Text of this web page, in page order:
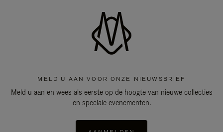
MELD U AAN VOOR ONZE NIEUWSBRIEF
Meld u aan en wees als eerste op de hoogte van nieuwe collecties
en speciale evenementen.